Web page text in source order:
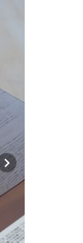
Next slide